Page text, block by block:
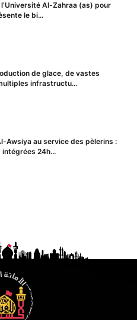
l’Université Al-Zahraa (as) pour
le bi...
de glace, de vastes
infrastructu...
Awsiya au service des pèlerins :
24h...